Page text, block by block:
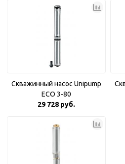
Скважинный насос Unipump
ECO 3-80
29 728 руб.